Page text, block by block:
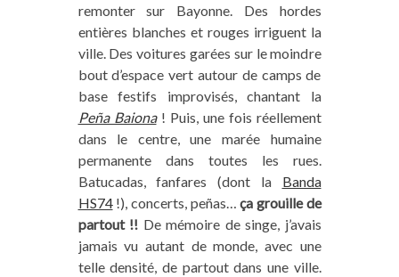
remonter sur Bayonne. Des hordes
entières blanches et rouges irriguent la
ville. Des voitures garées sur le moindre
bout d’espace vert autour de camps de
base festifs improvisés, chantant la
Peña Baiona! Puis, une fois réellement
dans le centre, une marée humaine
permanente dans toutes les rues.
Batucadas, fanfares (dont la Banda
HS74!), concerts, peñas…ça grouille de
partout !! De mémoire de singe, j’avais
jamais vu autant de monde, avec une
telle densité, de partout dans une ville.